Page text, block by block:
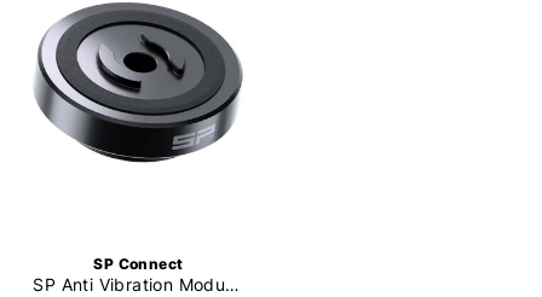
SP Connect
SP Anti Vibration Module SPC+